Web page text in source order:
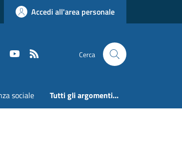
Accedi all'area personale
Twitter Youtube Cerca
sociale Tutti gli argomenti...